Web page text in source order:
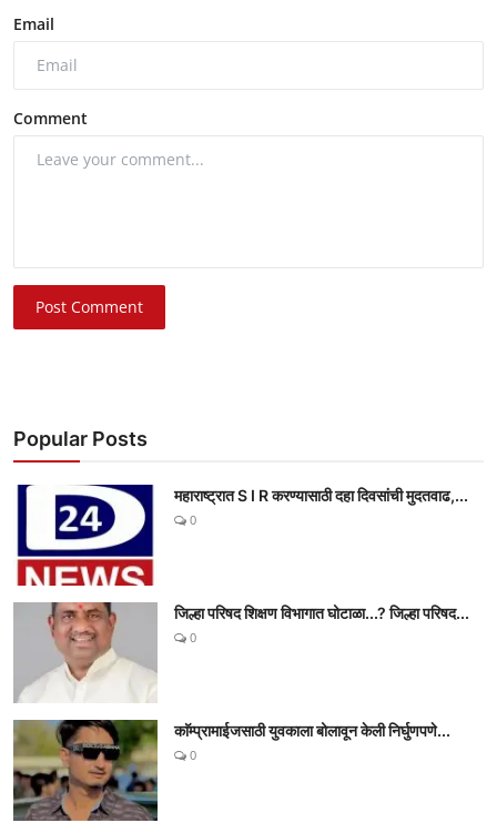
Email
Comment
Post Comment
Popular Posts
महाराष्ट्रात S I R करण्यासाठी दहा दिवसांची मुदतवाढ,...
0
जिल्हा परिषद शिक्षण विभागात घोटाळा...? जिल्हा परिषद...
0
काॅम्प्रामाईजसाठी युवकाला बोलावून केली निर्घुणपणे...
0